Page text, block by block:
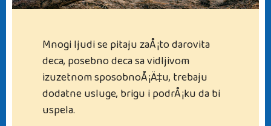
Mnogi ljudi se pitaju zaÅ¡to darovita
deca, posebno deca sa vidljivom
izuzetnom sposobnoÅ¡Ä‡u, trebaju
dodatne usluge, brigu i podrÅ¡ku da bi
uspela.